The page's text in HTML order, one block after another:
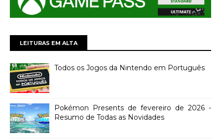
LEITURAS EM ALTA
Todos os Jogos da Nintendo em Português
Pokémon Presents de fevereiro de 2026 -
Resumo de Todas as Novidades